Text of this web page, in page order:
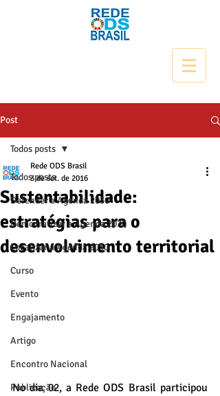
Post
Todos posts
Defender a Agenda 2030
Democratizar a Agenda 2030
Localizar a Agenda 2030
Curso
Evento
Engajamento
Artigo
Encontro Nacional
Publicação
Todos posts
Sustentabilidade:
estratégias para o
desenvolvimento territorial
Rede ODS Brasil
3 de set. de 2016
No dia 02, a Rede ODS Brasil participou